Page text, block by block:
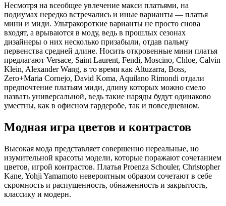
Несмотря на всеобщее увлечение макси платьями, на
подиумах нередко встречались и иные варианты — платья
мини и миди. Ультракороткие варианты не просто снова
входят, а врываются в моду, ведь в прошлых сезонах
дизайнеры о них несколько призабыли, отдав пальму
первенства средней длине. Носить откровенные мини платья
предлагают Versace, Saint Laurent, Fendi, Moscino, Chloe, Calvin
Klein, Alexander Wang, в то время как Altuzarra, Boss,
Zero+Maria Cornejo, David Koma, Aquilano Rimondi отдали
предпочтение платьям миди, длину которых можно смело
назвать универсальной, ведь такие наряды будут одинаково
уместны, как в офисном гардеробе, так и повседневном.
Модная игра цветов и контрастов
Высокая мода представляет совершенно нереальные, но
изумительной красоты модели, которые поражают сочетанием
цветов, игрой контрастов. Платья Proenza Schouler, Christopher
Kane, Yohji Yamamoto невероятным образом сочетают в себе
скромность и распущенность, обнаженность и закрытость,
классику и модерн.